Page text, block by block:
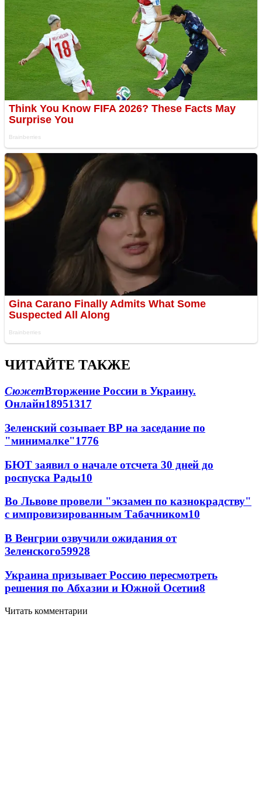
ЧИТАЙТЕ ТАКЖЕ
СюжетВторжение России в Украину.
Онлайн18951317
Зеленский созывает ВР на заседание по
"минималке"1776
БЮТ заявил о начале отсчета 30 дней до
роспуска Рады10
Во Львове провели "экзамен по казнокрадству"
с импровизированным Табачником10
В Венгрии озвучили ожидания от
Зеленского59928
Украина призывает Россию пересмотреть
решения по Абхазии и Южной Осетии8
Читать комментарии